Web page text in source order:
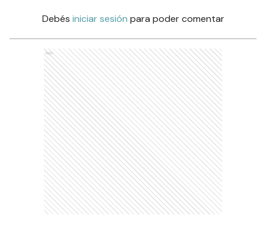
Debés iniciar sesión para poder comentar
Ads